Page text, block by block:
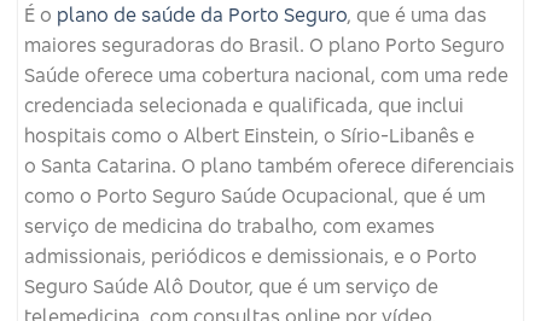
É o plano de saúde da Porto Seguro, que é uma das
maiores seguradoras do Brasil. O plano Porto Seguro
Saúde oferece uma cobertura nacional, com uma rede
credenciada selecionada e qualificada, que inclui
hospitais como o Albert Einstein, o Sírio-Libanês e
o Santa Catarina. O plano também oferece diferenciais
como o Porto Seguro Saúde Ocupacional, que é um
serviço de medicina do trabalho, com exames
admissionais, periódicos e demissionais, e o Porto
Seguro Saúde Alô Doutor, que é um serviço de
telemedicina, com consultas online por vídeo.